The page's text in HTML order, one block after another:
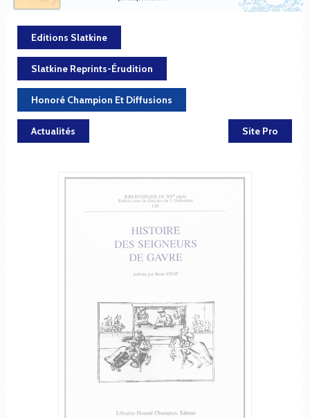
Editions Slatkine
Slatkine Reprints-Érudition
Honoré Champion Et Diffusions
Actualités Site Pro